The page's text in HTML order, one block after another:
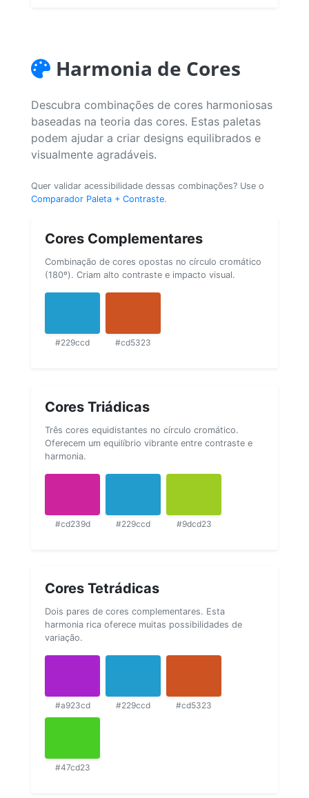
Harmonia de Cores
Descubra combinações de cores harmoniosas
baseadas na teoria das cores. Estas paletas
podem ajudar a criar designs equilibrados e
visualmente agradáveis.
Quer validar acessibilidade dessas combinações? Use o
Comparador Paleta + Contraste.
Cores Complementares
Combinação de cores opostas no círculo cromático
(180º). Criam alto contraste e impacto visual.
#229ccd #cd5323
Cores Triádicas
Três cores equidistantes no círculo cromático.
Oferecem um equilíbrio vibrante entre contraste e
harmonia.
#cd239d #229ccd #9dcd23
Cores Tetrádicas
Dois pares de cores complementares. Esta
harmonia rica oferece muitas possibilidades de
variação.
#a923cd #229ccd #cd5323
#47cd23